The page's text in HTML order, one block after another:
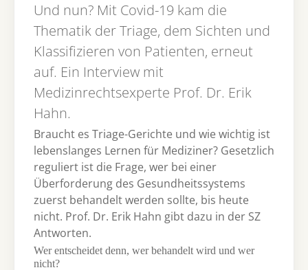
Und nun? Mit Covid-19 kam die
Thematik der Triage, dem Sichten und
Klassifizieren von Patienten, erneut
auf. Ein Interview mit
Medizinrechtsexperte Prof. Dr. Erik
Hahn.
Braucht es Triage-Gerichte und wie wichtig ist
lebenslanges Lernen für Mediziner? Gesetzlich
reguliert ist die Frage, wer bei einer
Überforderung des Gesundheitssystems
zuerst behandelt werden sollte, bis heute
nicht. Prof. Dr. Erik Hahn gibt dazu in der SZ
Antworten.
Wer entscheidet denn, wer behandelt wird und wer
nicht?